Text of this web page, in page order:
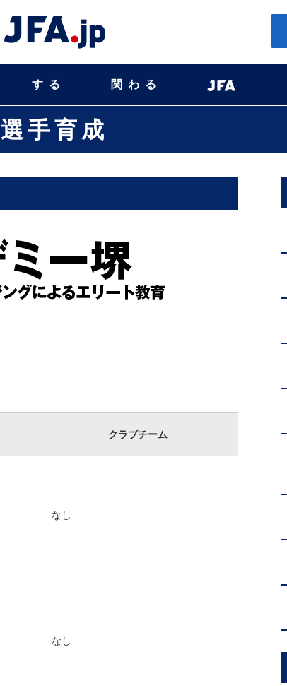
する 関わる
選手育成
クラブチーム
なし
なし